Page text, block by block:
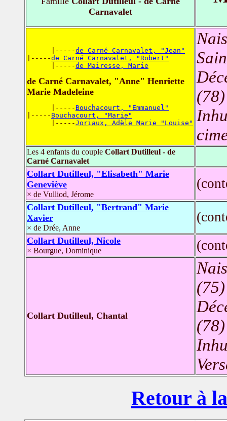
Carnavalet
      |-----
de Carné Carnavalet, "Jean"
|-----de Carné Carnavalet, "Robert"
      |-----
de Mairesse, Marie
de Carné Carnavalet, "Anne" Henriette
Marie Madeleine
      |-----
Bouchacourt, "Emmanuel"
|----- Bouchacourt, "Marie"
      |-----
Joriaux, Adèle Marie "Louise"
(78)
Les 4 enfants du couple Collart Dutilleul - de
Carné Carnavalet
Collart Dutilleul, "Elisabeth" Marie
Geneviève
× de Vulliod, Jérome
Collart Dutilleul, "Bertrand" Marie
Xavier
× de Drée, Anne
Collart Dutilleul, Nicole
× Bourgue, Dominique
Collart Dutilleul, Chantal
(75)
(78)
Retour à